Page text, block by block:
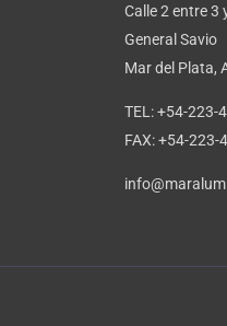
Calle 2 entre 3
General Savio
Mar del Plata,
TEL: +54-223-
FAX: +54-223-